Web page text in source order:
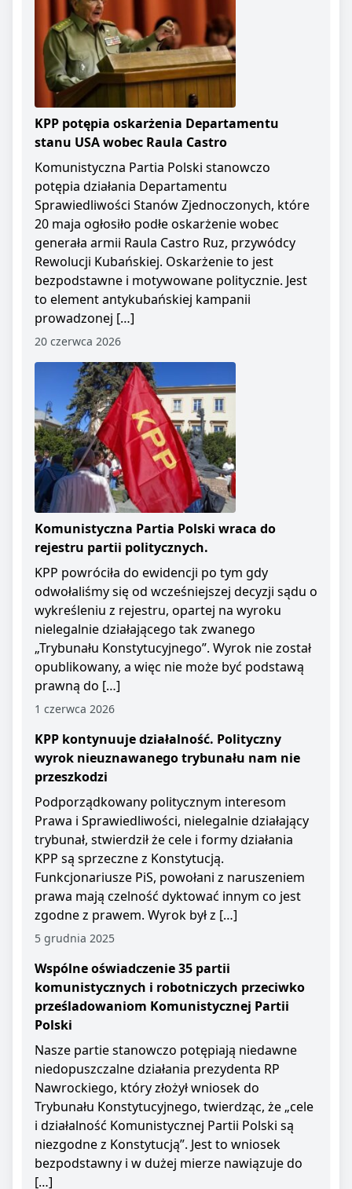
KPP potępia oskarżenia Departamentu
stanu USA wobec Raula Castro
Komunistyczna Partia Polski stanowczo
potępia działania Departamentu
Sprawiedliwości Stanów Zjednoczonych, które
20 maja ogłosiło podłe oskarżenie wobec
generała armii Raula Castro Ruz, przywódcy
Rewolucji Kubańskiej. Oskarżenie to jest
bezpodstawne i motywowane politycznie. Jest
to element antykubańskiej kampanii
prowadzonej […]
20 czerwca 2026
Komunistyczna Partia Polski wraca do
rejestru partii politycznych.
KPP powróciła do ewidencji po tym gdy
odwołaliśmy się od wcześniejszej decyzji sądu o
wykreśleniu z rejestru, opartej na wyroku
nielegalnie działającego tak zwanego
„Trybunału Konstytucyjnego”. Wyrok nie został
opublikowany, a więc nie może być podstawą
prawną do […]
1 czerwca 2026
KPP kontynuuje działalność. Polityczny
wyrok nieuznawanego trybunału nam nie
przeszkodzi
Podporządkowany politycznym interesom
Prawa i Sprawiedliwości, nielegalnie działający
trybunał, stwierdził że cele i formy działania
KPP są sprzeczne z Konstytucją.
Funkcjonariusze PiS, powołani z naruszeniem
prawa mają czelność dyktować innym co jest
zgodne z prawem. Wyrok był z […]
5 grudnia 2025
Wspólne oświadczenie 35 partii
komunistycznych i robotniczych przeciwko
prześladowaniom Komunistycznej Partii
Polski
Nasze partie stanowczo potępiają niedawne
niedopuszczalne działania prezydenta RP
Nawrockiego, który złożył wniosek do
Trybunału Konstytucyjnego, twierdząc, że „cele
i działalność Komunistycznej Partii Polski są
niezgodne z Konstytucją”. Jest to wniosek
bezpodstawny i w dużej mierze nawiązuje do
[…]